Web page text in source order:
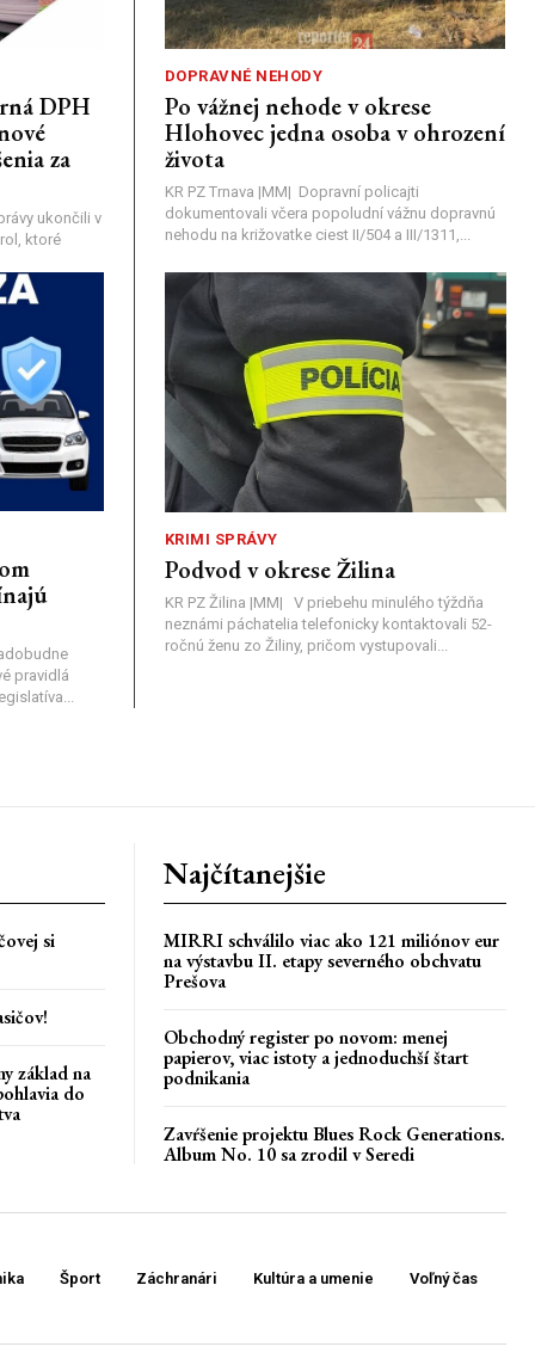
DPH
za
ukončili v
ktoré
DOPRAVNÉ NEHODY
Po vážnej nehode v okrese
Hlohovec jedna osoba v ohrození
života
KR PZ Trnava |MM| Dopravní policajti
dokumentovali včera popoludní vážnu dopravnú
nehodu na križovatke ciest II/504 a III/1311,...
pravidlá
KRIMI SPRÁVY
Podvod v okrese Žilina
KR PZ Žilina |MM| V priebehu minulého týždňa
neznámi páchatelia telefonicky kontaktovali 52-
ročnú ženu zo Žiliny, pričom vystupovali...
si
základ na
do
Najčítanejšie
MIRRI schválilo viac ako 121 miliónov eur
na výstavbu II. etapy severného obchvatu
Prešova
Obchodný register po novom: menej
papierov, viac istoty a jednoduchší štart
podnikania
Zavŕšenie projektu Blues Rock Generations.
Album No. 10 sa zrodil v Seredi
Šport Záchranári Kultúra a umenie Voľný čas